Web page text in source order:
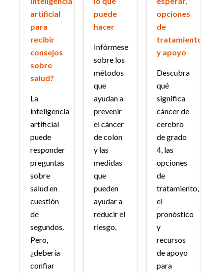
artificial
para
recibir
consejos
sobre
salud?
La
inteligencia
artificial
puede
responder
preguntas
sobre
salud en
cuestión
de
segundos.
Pero,
¿debería
confiar
puede
hacer
Infórmese
sobre los
métodos
que
ayudan a
prevenir
el cáncer
de colon
y las
medidas
que
pueden
ayudar a
reducir el
riesgo.
opciones
de
tratamiento
y apoyo
Descubra
qué
significa
cáncer de
cerebro
de grado
4, las
opciones
de
tratamiento,
el
pronóstico
y
recursos
de apoyo
para